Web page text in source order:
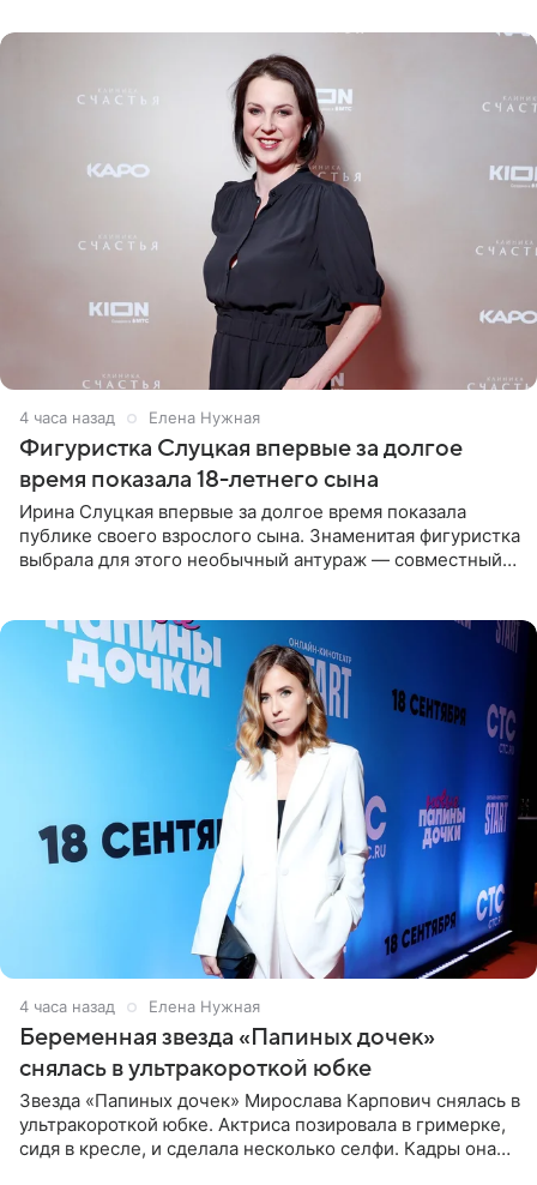
4 часа назад Елена Нужная
Фигуристка Слуцкая впервые за долгое
время показала 18-летнего сына
Ирина Слуцкая впервые за долгое время показала
публике своего взрослого сына. Знаменитая фигуристка
выбрала для этого необычный антураж — совместный
4 часа назад Елена Нужная
Беременная звезда «Папиных дочек»
снялась в ультракороткой юбке
Звезда «Папиных дочек» Мирослава Карпович снялась в
ультракороткой юбке. Актриса позировала в гримерке,
сидя в кресле, и сделала несколько селфи. Кадры она